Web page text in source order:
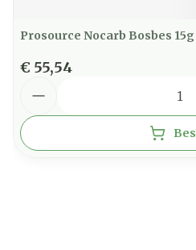
Prosource Nocarb Bosbes
€ 55,54